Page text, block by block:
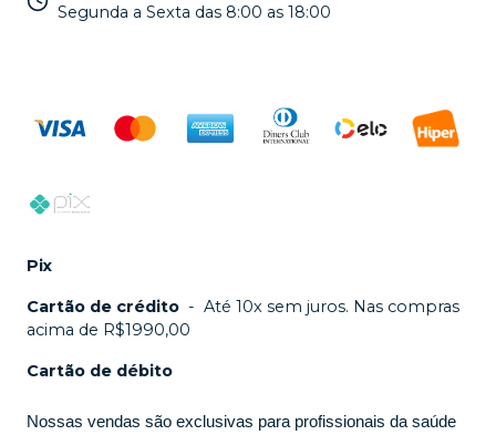
Segunda a Sexta das 8:00 as 18:00
Pix
Cartão de crédito - Até 10x sem juros. Nas compras
acima de R$1990,00
Cartão de débito
Nossas vendas são exclusivas para profissionais da saúde